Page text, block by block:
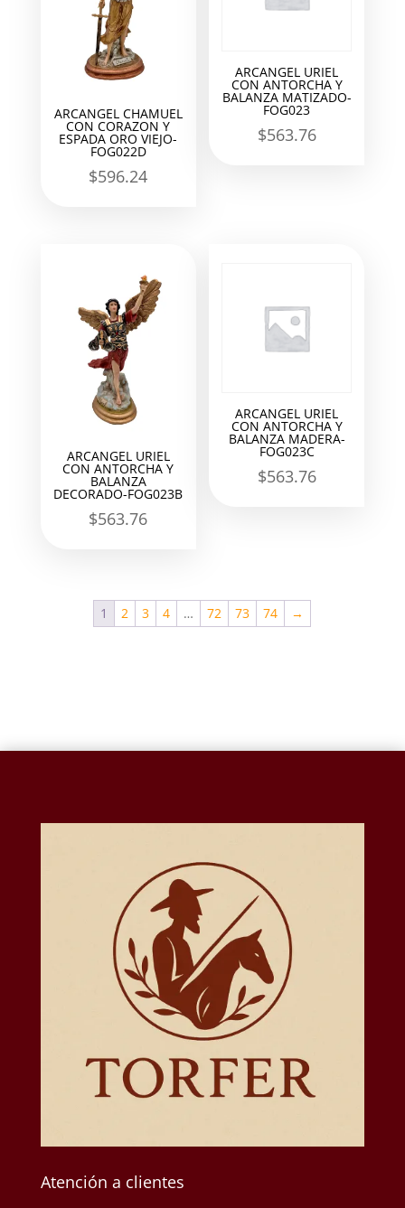
ARCANGEL CHAMUEL
CON CORAZON Y
ESPADA ORO VIEJO-
FOG022D
$596.24
ARCANGEL URIEL
CON ANTORCHA Y
BALANZA MATIZADO-
FOG023
$563.76
ARCANGEL URIEL
CON ANTORCHA Y
BALANZA
DECORADO-FOG023B
$563.76
ARCANGEL URIEL
CON ANTORCHA Y
BALANZA MADERA-
FOG023C
$563.76
1 2 3 4 … 72 73 74 →
Atención a clientes